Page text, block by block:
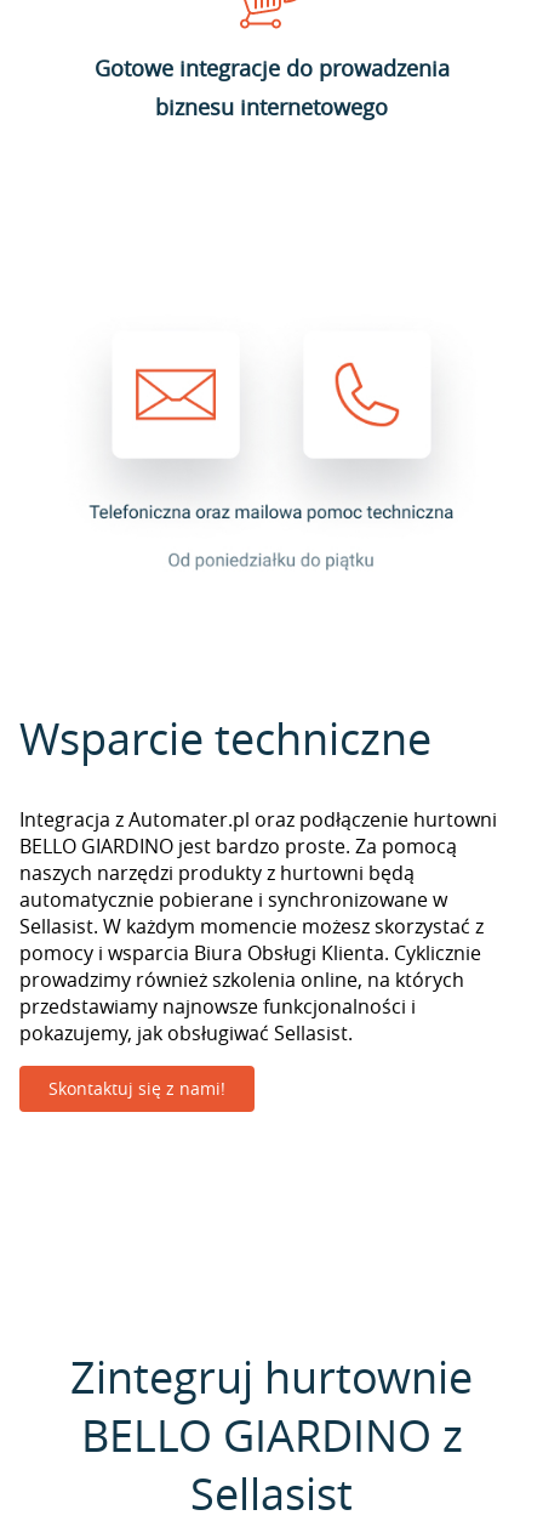
Gotowe integracje do prowadzenia
biznesu internetowego
Wsparcie techniczne
Integracja z Automater.pl oraz podłączenie hurtowni
BELLO GIARDINO jest bardzo proste. Za pomocą
naszych narzędzi produkty z hurtowni będą
automatycznie pobierane i synchronizowane w
Sellasist. W każdym momencie możesz skorzystać z
pomocy i wsparcia Biura Obsługi Klienta. Cyklicznie
prowadzimy również szkolenia online, na których
przedstawiamy najnowsze funkcjonalności i
pokazujemy, jak obsługiwać Sellasist.
Skontaktuj się z nami!
Zintegruj hurtownie
BELLO GIARDINO z
Sellasist